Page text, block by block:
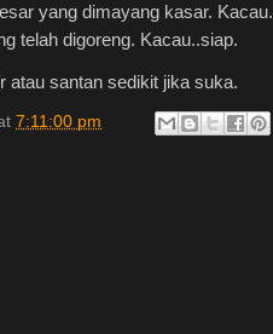
yang dimayang kasar. Kacau.
telah digoreng. Kacau..siap.
atau santan sedikit jika suka.
7:11:00 pm